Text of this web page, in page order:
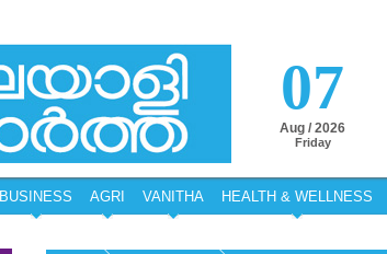
07
Aug / 2026
Friday
BUSINESS AGRI VANITHA HEALTH & WELLNESS